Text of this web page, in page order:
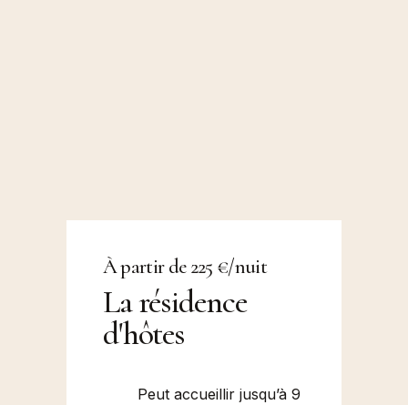
À partir de 225 €/nuit
La résidence
d'hôtes
Peut accueillir jusqu’à 9